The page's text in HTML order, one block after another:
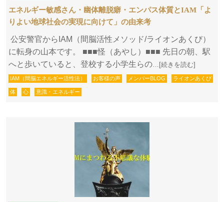
エネルギー敏感さん・幽体離脱癖・エンパス体質とIAM「よ
りよい地球社会の実現に向けて」の由来考
公安警官からIAM（間脳活性メソッド/ライオンあくび）
に転身の山本です。 ■■■怪（あやし）■■■ 先日の朝、駅
へと歩いていると、登校する小学生らの…[続きを読む]
IAM（間脳エネルギー活性法） お客様の声 メンバーBLOG ライオンあくび
体 心 意識・エネルギー